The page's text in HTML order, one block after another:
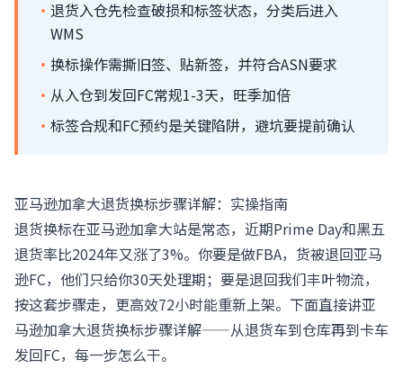
· 退货入仓先检查破损和标签状态，分类后进入
WMS
· 换标操作需撕旧签、贴新签，并符合ASN要求
· 从入仓到发回FC常规1-3天，旺季加倍
· 标签合规和FC预约是关键陷阱，避坑要提前确认
亚马逊加拿大退货换标步骤详解：实操指南
退货换标在亚马逊加拿大站是常态，近期Prime Day和黑五
退货率比2024年又涨了3%。你要是做FBA，货被退回亚马
逊FC，他们只给你30天处理期；要是退回我们丰叶物流，
按这套步骤走，更高效72小时能重新上架。下面直接讲亚
马逊加拿大退货换标步骤详解——从退货车到仓库再到卡车
发回FC，每一步怎么干。